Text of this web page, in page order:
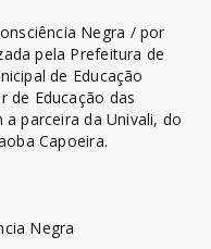
Negra / por
pela Prefeitura de
de Educação
de Educação das
a parceira da Univali, do
Capoeira.
Negra